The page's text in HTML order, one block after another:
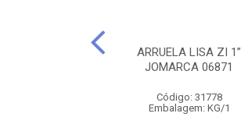
ARRUELA LISA ZI 1”
JOMARCA 06871
Código: 31778
Embalagem: KG/1